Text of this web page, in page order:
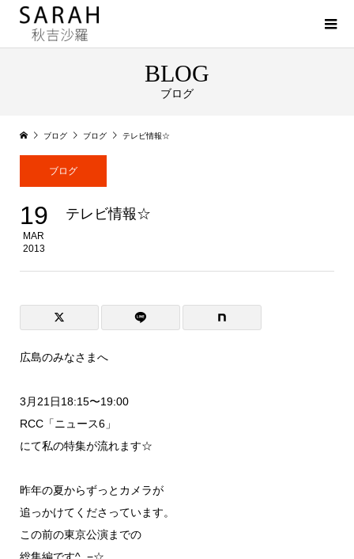
BLOG
ブログ
ブログ ブログ テレビ情報☆
ブログ
19
MAR
2013
テレビ情報☆
広島のみなさまへ
3月21日18:15〜19:00
RCC「ニュース6」
にて私の特集が流れます☆
昨年の夏からずっとカメラが
追っかけてくださっています。
この前の東京公演までの